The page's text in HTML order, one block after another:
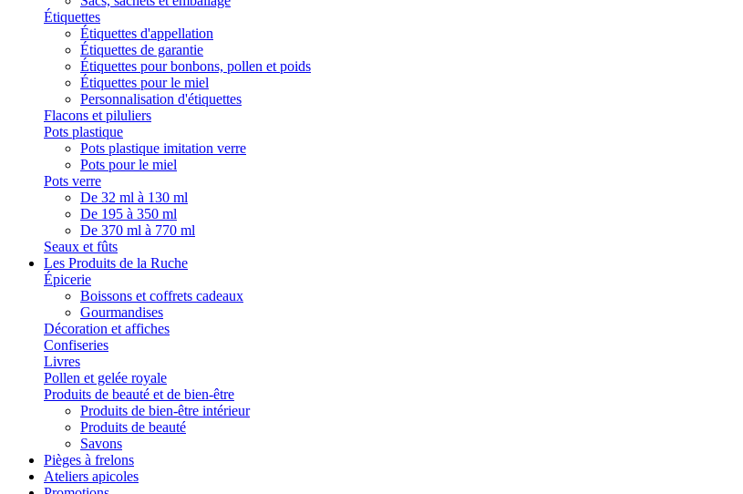
Étiquettes
Étiquettes d'appellation
Étiquettes de garantie
Étiquettes pour bonbons, pollen et poids
Étiquettes pour le miel
Personnalisation d'étiquettes
Flacons et piluliers
Pots plastique
Pots plastique imitation verre
Pots pour le miel
Pots verre
De 32 ml à 130 ml
De 195 à 350 ml
De 370 ml à 770 ml
Seaux et fûts
Les Produits de la Ruche
Épicerie
Boissons et coffrets cadeaux
Gourmandises
Décoration et affiches
Confiseries
Livres
Pollen et gelée royale
Produits de beauté et de bien-être
Produits de bien-être intérieur
Produits de beauté
Savons
Pièges à frelons
Ateliers apicoles